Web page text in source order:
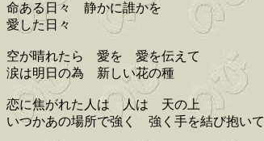
命ある日々 静かに誰かを
愛した日々
空が晴れたら 愛を 愛を伝えて
涙は明日の為 新しい花の種
恋に焦がれた人は 人は 天の上
いつかあの場所で強く 強く手を結び抱いて